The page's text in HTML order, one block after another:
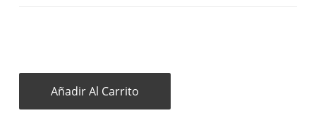
Añadir Al Carrito